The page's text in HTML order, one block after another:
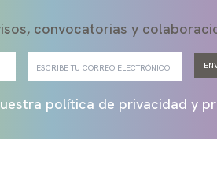
convocatorias y
política de privacidad y